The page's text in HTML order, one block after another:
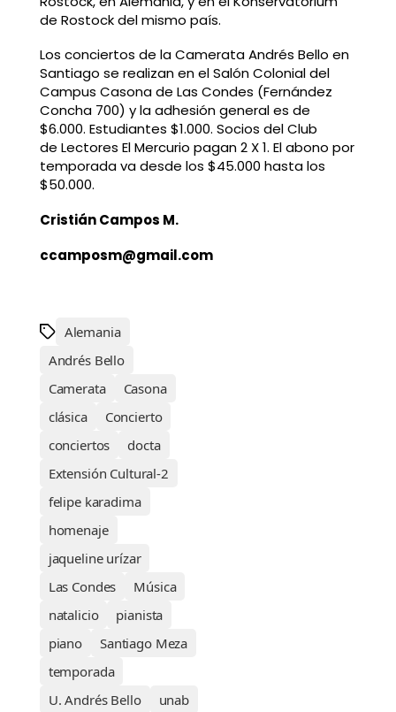
de Rostock del mismo país.
Los conciertos de la Camerata Andrés Bello en
Santiago se realizan en el Salón Colonial del
Campus Casona de Las Condes (Fernández
Concha 700) y la adhesión general es de
$6.000. Estudiantes $1.000. Socios del Club
de Lectores El Mercurio pagan 2 X 1. El abono por
temporada va desde los $45.000 hasta los
$50.000.
Cristián Campos M.
ccamposm@gmail.com
Alemania
Andrés Bello
Camerata
Casona
clásica
Concierto
conciertos
docta
Extensión Cultural-2
felipe karadima
homenaje
jaqueline urízar
Las Condes
Música
natalicio
pianista
piano
Santiago Meza
temporada
U. Andrés Bello
unab